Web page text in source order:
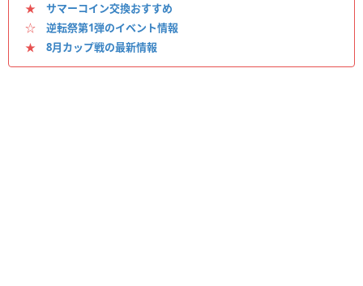
★ サマーコイン交換おすすめ
☆ 逆転祭第1弾のイベント情報
★ 8月カップ戦の最新情報